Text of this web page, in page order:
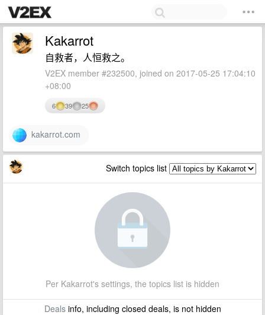
Kakarrot
自救者，人恒救之。
V2EX member #232500, joined on 2017-05-25 17:04:10
+08:00
6 39 25
kakarrot.com
Switch topics list
Per Kakarrot's settings, the topics list is hidden
Dealsinfo, including closed deals, is not hidden